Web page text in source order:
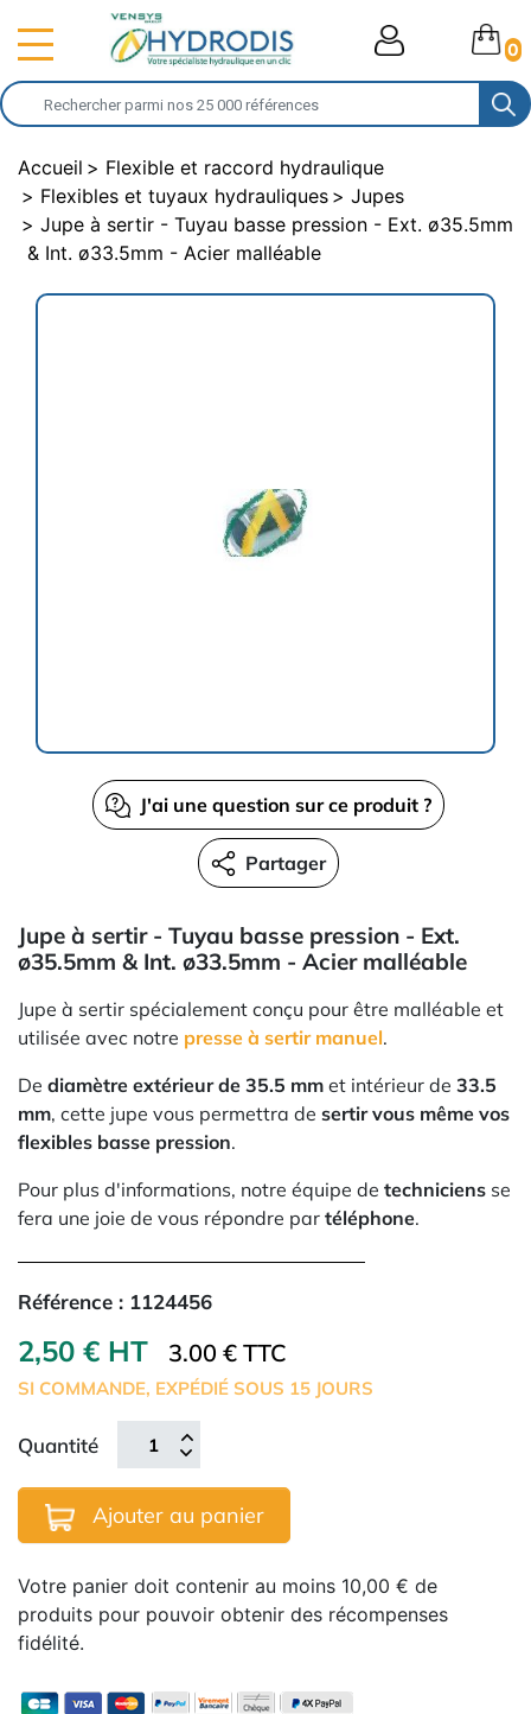
0
Accueil
Flexible et raccord hydraulique
Flexibles et tuyaux hydrauliques
Jupes
Jupe à sertir - Tuyau basse pression - Ext. ø35.5mm
& Int. ø33.5mm - Acier malléable
J'ai une question sur ce produit ?
Partager
Jupe à sertir - Tuyau basse pression - Ext.
ø35.5mm & Int. ø33.5mm - Acier malléable
Jupe à sertir spécialement conçu pour être malléable et
utilisée avec notre presse à sertir manuel.
De diamètre extérieur de 35.5 mm et intérieur de 33.5
mm, cette jupe vous permettra de sertir vous même vos
flexibles basse pression.
Pour plus d'informations, notre équipe de techniciens se
fera une joie de vous répondre par téléphone.
Référence : 1124456
2,50 € HT 3.00 € TTC
SI COMMANDE, EXPÉDIÉ SOUS 15 JOURS
Quantité
Ajouter au panier
Votre panier doit contenir au moins 10,00 € de
produits pour pouvoir obtenir des récompenses
fidélité.